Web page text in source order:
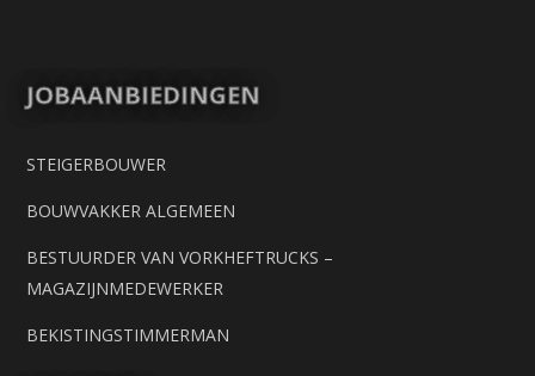
JOBAANBIEDINGEN
STEIGERBOUWER
BOUWVAKKER ALGEMEEN
BESTUURDER VAN VORKHEFTRUCKS –
MAGAZIJNMEDEWERKER
BEKISTINGSTIMMERMAN